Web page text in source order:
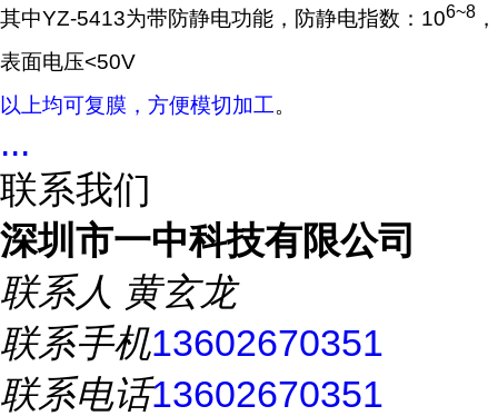
其中YZ-5413为带防静电功能，防静电指数：106~8 ，
表面电压<50V
以上均可复膜，方便模切加工。
...
联系我们
深圳市一中科技有限公司
联系人 黄玄龙
联系手机13602670351
联系电话13602670351